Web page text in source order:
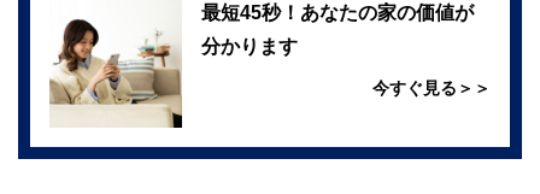
最短45秒！あなたの家の価値が
分かります
今すぐ見る＞＞